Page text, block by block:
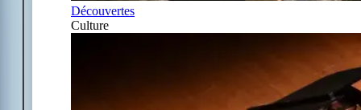
Découvertes
Culture